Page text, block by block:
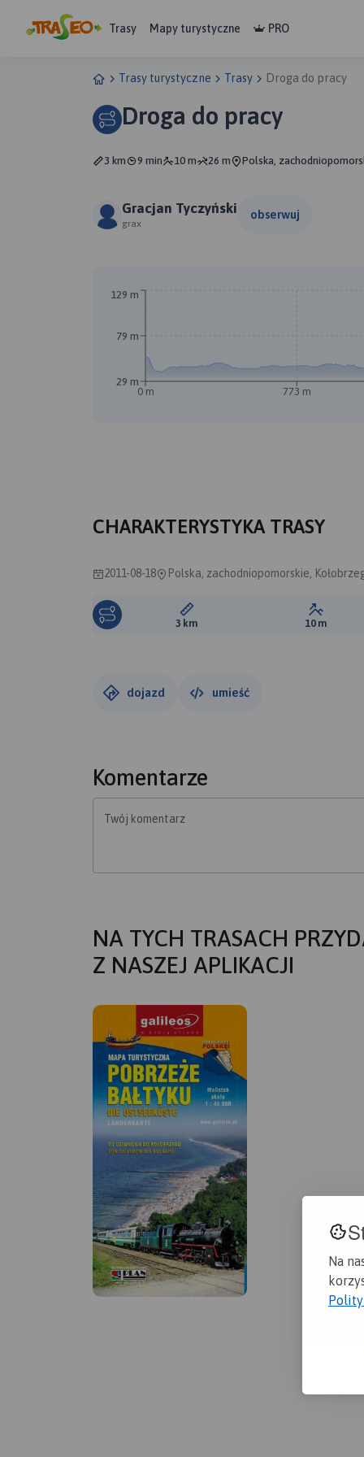
Na
Trasy Mapy turystyczne PRO
Trasy turystyczne Trasy Droga do pracy
Droga do pracy
3 km 9 min 10 m 26 m Polska,
Gracjan Tyczyński
grax
obserwuj
0 m 773 m
29 m
79 m
129 m
CHARAKTERYSTYKA TRASY
2011-08-18 Polska, zachodniopomorskie,
Długość trasy:
3 km Suma
10 m
dojazd umieść
Komentarze
Twój komentarz
NA TYCH TRASACH
Z NASZEJ APLIKACJI